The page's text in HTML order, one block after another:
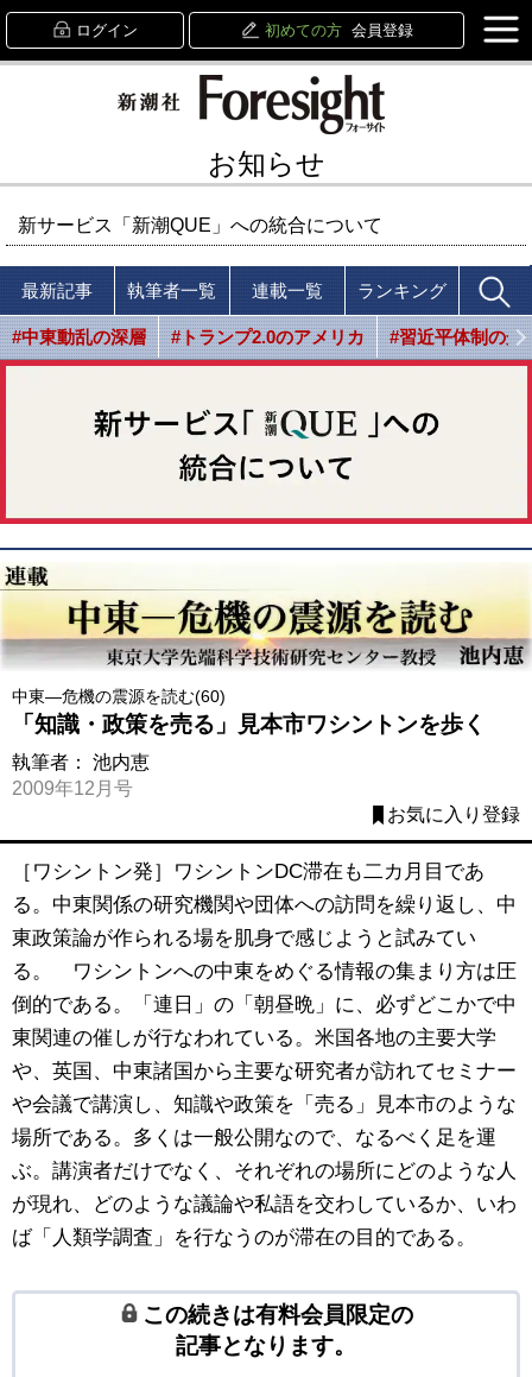
ログイン 初めての方 会員登録
お知らせ
新サービス「新潮QUE」への統合について
最新記事 執筆者一覧 連載一覧 ランキング
#中東動乱の深層 #トランプ2.0のアメリカ #習近平体制の光
中東―危機の震源を読む(60)
「知識・政策を売る」見本市ワシントンを歩く
執筆者： 池内恵
2009年12月号
お気に入り登録
［ワシントン発］ワシントンDC滞在も二カ月目であ
る。中東関係の研究機関や団体への訪問を繰り返し、中
東政策論が作られる場を肌身で感じようと試みてい
る。 ワシントンへの中東をめぐる情報の集まり方は圧
倒的である。「連日」の「朝昼晩」に、必ずどこかで中
東関連の催しが行なわれている。米国各地の主要大学
や、英国、中東諸国から主要な研究者が訪れてセミナー
や会議で講演し、知識や政策を「売る」見本市のような
場所である。多くは一般公開なので、なるべく足を運
ぶ。講演者だけでなく、それぞれの場所にどのような人
が現れ、どのような議論や私語を交わしているか、いわ
ば「人類学調査」を行なうのが滞在の目的である。
この続きは有料会員限定の
記事となります。